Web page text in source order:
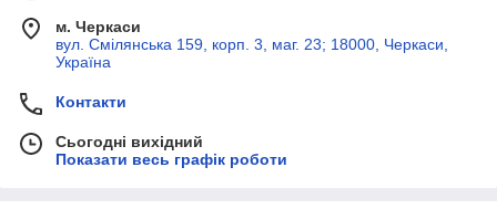
м. Черкаси
вул. Смілянська 159, корп. 3, маг. 23; 18000, Черкаси,
Україна
Контакти
Сьогодні вихідний
Показати весь графік роботи